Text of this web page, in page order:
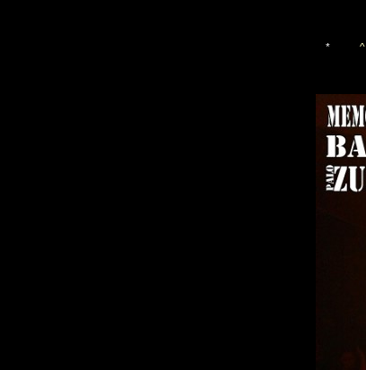
* ^